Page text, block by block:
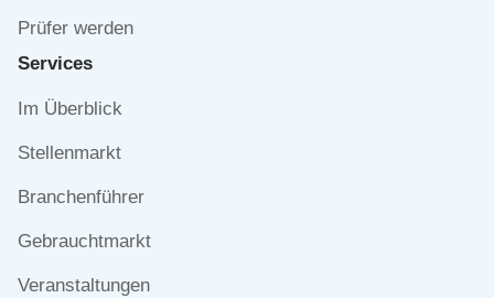
Prüfer werden
Services
Navigation
Im Überblick
Stellenmarkt
Branchenführer
Gebrauchtmarkt
Veranstaltungen